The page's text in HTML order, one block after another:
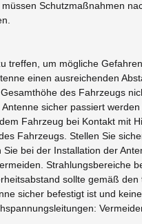
Schutzmaßnahmen
treffen, um mögliche
einen ausreichenden
des Fahrzeugs
sicher passiert
Fahrzeug bei Kontakt mit
Fahrzeugs. Stellen Sie
bei der Installation der
Strahlungsbereiche
sollte gemäß
sicher befestigt ist und